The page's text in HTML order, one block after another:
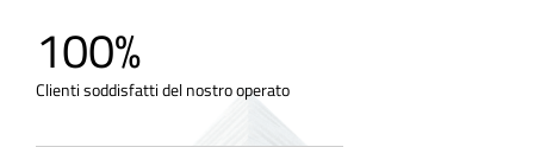
100%
Clienti soddisfatti del nostro operato